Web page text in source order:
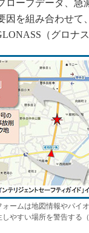
ローブデータ、
因を組み合わせ
（グロナス
ームは地図情報やパイ
やすい場所を警告する